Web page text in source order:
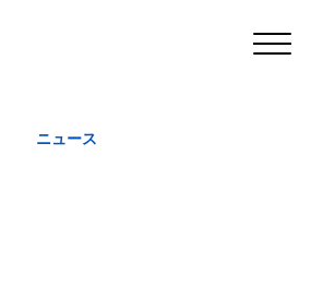
ニュース